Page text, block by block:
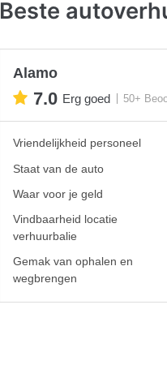
Beste
Alamo
7.0 Erg goed 50+
Vriendelijkheid personeel
Staat van de auto
Waar voor je geld
Vindbaarheid locatie
verhuurbalie
Gemak van ophalen en
wegbrengen